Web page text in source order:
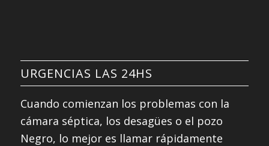
URGENCIAS LAS 24HS
Cuando comienzan los problemas con la
cámara séptica, los desagües o el pozo
Negro, lo mejor es llamar rápidamente